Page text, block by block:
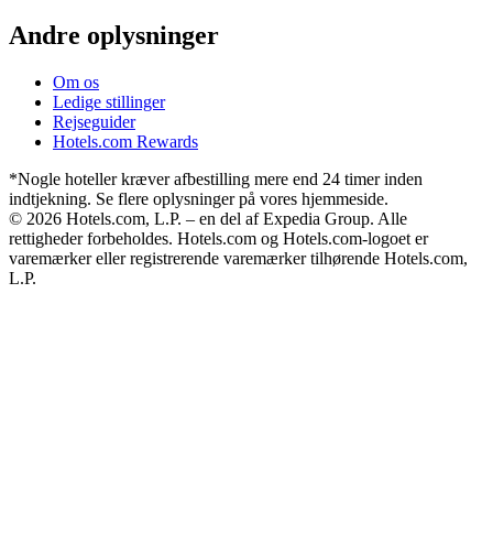
Andre oplysninger
Om os
Ledige stillinger
Rejseguider
Hotels.com Rewards
*Nogle hoteller kræver afbestilling mere end 24 timer inden
indtjekning. Se flere oplysninger på vores hjemmeside.
© 2026 Hotels.com, L.P. – en del af Expedia Group. Alle
rettigheder forbeholdes. Hotels.com og Hotels.com-logoet er
varemærker eller registrerende varemærker tilhørende Hotels.com,
L.P.